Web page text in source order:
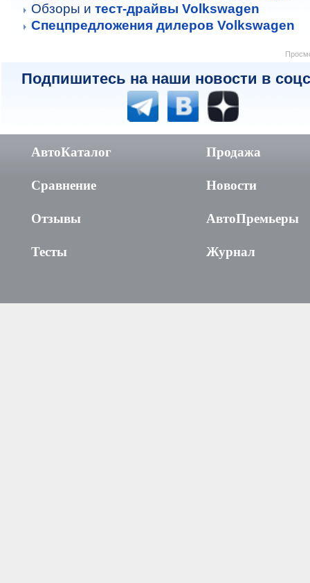
Обзоры и тест-драйвы Volkswagen
Спецпредложения дилеров Volkswagen
Подпишитесь на наши новости в
АвтоКаталог
Сравнение
Отзывы
Тесты
Продажа
Новости
АвтоПремьеры
Журнал